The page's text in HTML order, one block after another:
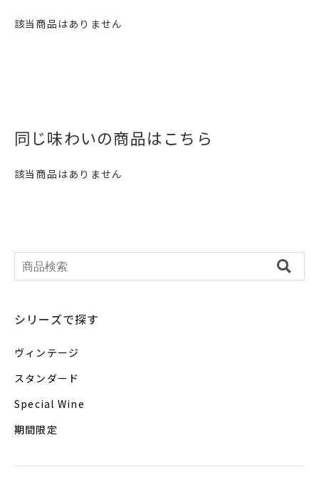
該当商品はありません
同じ味わいの商品はこちら
該当商品はありません
シリーズで探す
ヴィンテージ
スタンダード
Special Wine
期間限定